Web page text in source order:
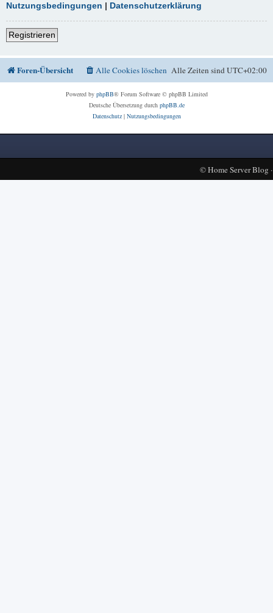
Nutzungsbedingungen | Datenschutzerklärung
Registrieren
Foren-Übersicht Alle Zeiten sindUTC+02:00
Alle Cookies löschen
Powered by phpBB® Forum Software © phpBB Limited
Deutsche Übersetzung durch phpBB.de
Datenschutz| Nutzungsbedingungen
©Home Server Blog